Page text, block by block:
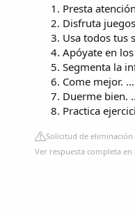
Presta
Disfruta
Usa todos tus
Apóyate en
Segmenta la
Come mejor. ...
Duerme bien.
Practica
Solicitud de eliminación
Ver respuesta completa